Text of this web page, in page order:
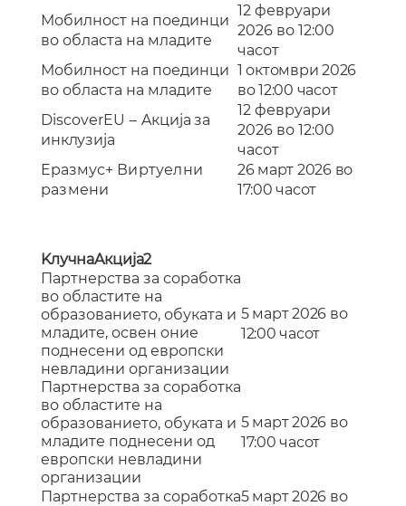
Мобилност на поединци
во областа на младите
12 февруари
2026 во 12:00
часот
Мобилност на поединци
во областа на младите
1 октомври 2026
во 12:00 часот
DiscoverEU – Aкција за
инклузија
12 февруари
2026 во 12:00
часот
Eразмус+ Виртуелни
размени
26 март 2026 во
17:00 часот
KлучнаAкција2
Партнерства за соработка
во областите на
образованието, обуката и
младите, освен оние
поднесени од европски
невладини организации
5 март 2026 во
12:00 часот
Партнерства за соработка
во областите на
образованието, обуката и
младите поднесени од
европски невладини
организации
5 март 2026 во
17:00 часот
Партнерства за соработка5 март 2026 во